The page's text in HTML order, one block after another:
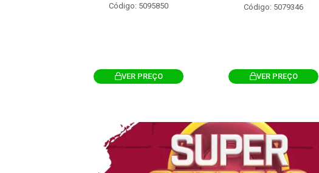
Código: 5095850
VER PREÇO
Código: 5079346
VER PREÇO